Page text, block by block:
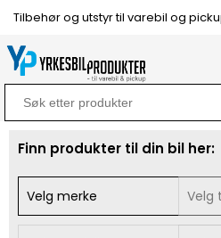
Tilbehør og utstyr til varebil og
Search
for:
Finn produkter til din bil her: